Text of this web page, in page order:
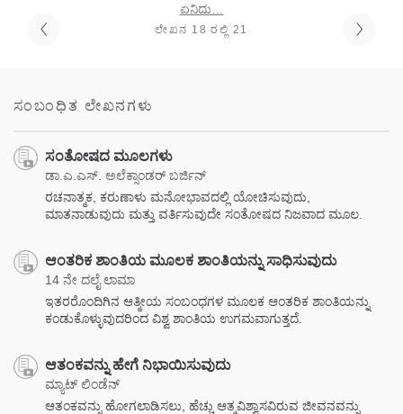
ಏನಿದು…
ಲೇಖನ 18 ರಲ್ಲಿ 21
ಸಂಬಂಧಿತ ಲೇಖನಗಳು
ಸಂತೋಷದ ಮೂಲಗಳು
ಡಾ.ಎ.ಎಸ್. ಅಲೆಕ್ಸಾಂಡರ್ ಬರ್ಜಿನ್
ರಚನಾತ್ಮಕ, ಕರುಣಾಳು ಮನೋಭಾವದಲ್ಲಿ ಯೋಚಿಸುವುದು,
ಮಾತನಾಡುವುದು ಮತ್ತು ವರ್ತಿಸುವುದೇ ಸಂತೋಷದ ನಿಜವಾದ ಮೂಲ.
ಆಂತರಿಕ ಶಾಂತಿಯ ಮೂಲಕ ಶಾಂತಿಯನ್ನು ಸಾಧಿಸುವುದು
14 ನೇ ದಲೈ ಲಾಮಾ
ಇತರರೊಂದಿಗಿನ ಆತ್ಮೀಯ ಸಂಬಂಧಗಳ ಮೂಲಕ ಆಂತರಿಕ ಶಾಂತಿಯನ್ನು
ಕಂಡುಕೊಳ್ಳುವುದರಿಂದ ವಿಶ್ವ ಶಾಂತಿಯ ಉಗಮವಾಗುತ್ತದೆ.
ಆತಂಕವನ್ನು ಹೇಗೆ ನಿಭಾಯಿಸುವುದು
ಮ್ಯಾಟ್ ಲಿಂಡೆನ್
ಆತಂಕವನ್ನು ಹೋಗಲಾಡಿಸಲು, ಹೆಚ್ಚು ಆತ್ಮವಿಶ್ವಾಸವಿರುವ ಜೀವನವನ್ನು